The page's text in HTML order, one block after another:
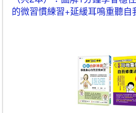
的微習慣練習+延緩耳鳴重聽自